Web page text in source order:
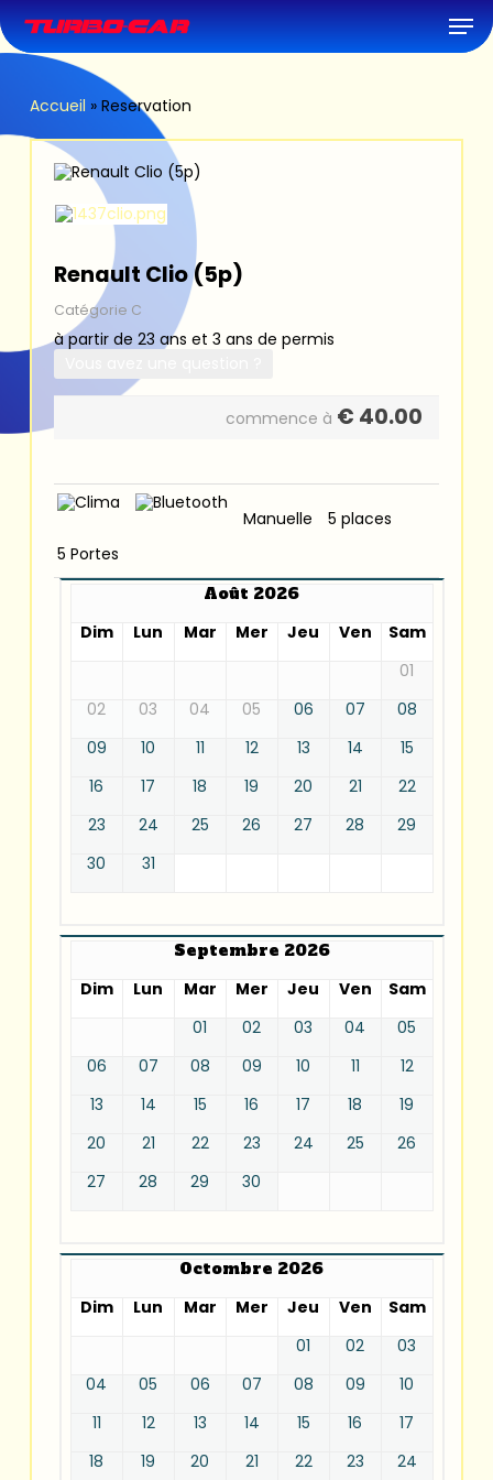
to
main
content
Accueil » Reservation
Renault Clio (5p)
Catégorie C
à partir de 23 ans et 3 ans de permis
commence à € 40.00
Manuelle
5 places
5 Portes
Août 2026
Dim
Lun Mar Mer Jeu Ven
Sam
01
02
03 04 05 06 07
08
09
10 11 12 13 14
15
16
17 18 19 20 21
22
23
24 25 26 27 28
29
30
31
Septembre 2026
Dim
Lun Mar Mer Jeu Ven
Sam
01
02 03 04
05
06
07 08 09 10 11
12
13
14 15 16 17 18
19
20
21 22 23 24 25
26
27
28 29 30
Octombre 2026
Dim
Lun Mar Mer Jeu Ven
Sam
01
02
03
04
05 06 07 08 09
10
11
12 13 14 15 16
17
18
19 20 21 22 23 24